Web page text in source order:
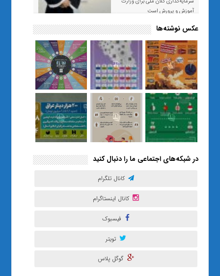
آموزش و پرورش است
«صبر و اعتماد؛ روایت معلمی که
نسل Z را از بی‌هدفی به خودباوری
رساند / از یک کلاس ساده در قم تا
حضور مشترک معلم و هنرجویان
در مهم‌ترین گالری قرآنی هوش
مصنوعی تهران
عکس نوشته‌ها
در شبکه‌های اجتماعی ما را دنبال کنید
کانال تلگرام
کانال اینستاگرام
فیسبوک
تویتر
گوگل پلاس